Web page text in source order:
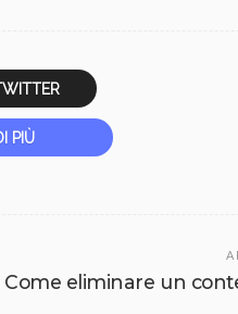
PIÙ
Come eliminare un